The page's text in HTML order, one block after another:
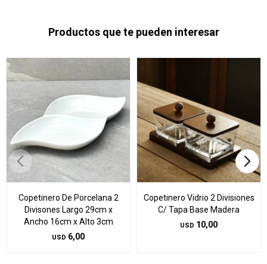
Productos que te pueden interesar
Copetinero De Porcelana 2
Divisones Largo 29cm x
Ancho 16cm x Alto 3cm
USD 6,00
Copetinero Vidrio 2 Divisiones
C/ Tapa Base Madera
USD 10,00